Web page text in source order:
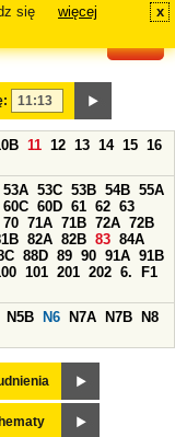
się
więcej x
11 12 13 14 15 16
53A 53C 53B 54B 55A
60C 60D 61 62 63
70 71A 71B 72A 72B
82A 82B 83 84A
88D 89 90 91A 91B
101 201 202 6.
F1
N5B N6 N7A N7B
N8